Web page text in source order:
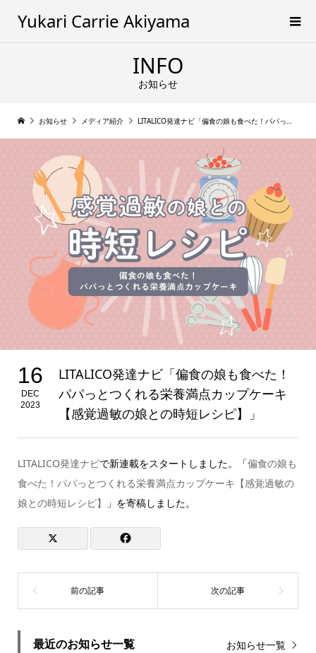
Yukari Carrie Akiyama
INFO
お知らせ
お知らせ メディア紹介 LITALICO発達ナビ「偏食の娘も食べた！パパっとつくれる栄養満点カップケーキ【感覚過敏の娘との時短レシピ】」
16
DEC
2023
LITALICO発達ナビ「偏食の娘も食べた！
パパっとつくれる栄養満点カップケーキ
【感覚過敏の娘との時短レシピ】」
LITALICO発達ナビで新連載をスタートしました。「偏食の娘も
食べた！パパっとつくれる栄養満点カップケーキ【感覚過敏の
娘との時短レシピ】
」を寄稿しました。
最近のお知らせ一覧 お知らせ一覧